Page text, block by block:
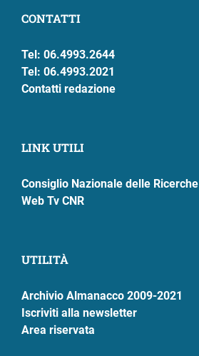
CONTATTI
Tel: 06.4993.2644
Tel: 06.4993.2021
Contatti redazione
LINK UTILI
Consiglio Nazionale delle Ricerche
Web Tv CNR
UTILITÀ
Archivio Almanacco 2009-2021
Iscriviti alla newsletter
Area riservata